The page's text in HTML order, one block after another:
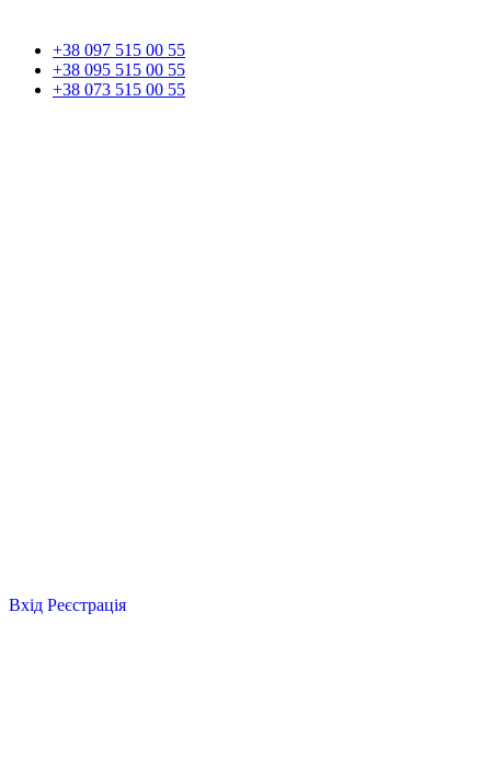
+38 097 515 00 55
+38 095 515 00 55
+38 073 515 00 55
Вхід Реєстрація